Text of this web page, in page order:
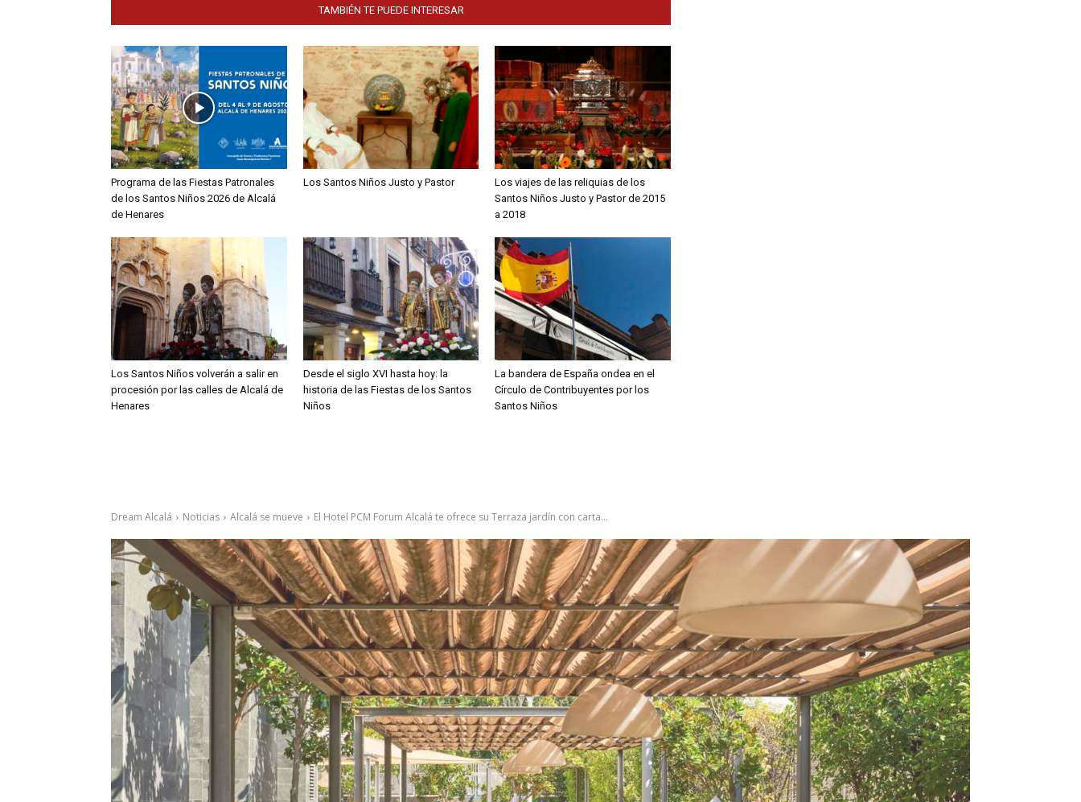
TAMBIÉN TE PUEDE INTERESAR
Programa de las Fiestas Patronales
de los Santos Niños 2026 de Alcalá
de Henares
Los Santos Niños Justo y Pastor
Los viajes de las reliquias de los
Santos Niños Justo y Pastor de 2015
a 2018
Los Santos Niños volverán a salir en
procesión por las calles de Alcalá de
Henares
Desde el siglo XVI hasta hoy: la
historia de las Fiestas de los Santos
Niños
La bandera de España ondea en el
Círculo de Contribuyentes por los
Santos Niños